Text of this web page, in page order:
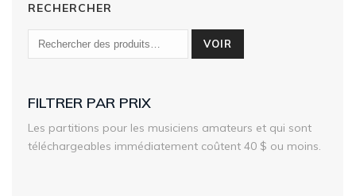
RECHERCHER
VOIR
FILTRER PAR PRIX
Les partitions pour les musiciens amateurs et qui sont
téléchargeables immédiatement coûtent 40 $ ou moins.